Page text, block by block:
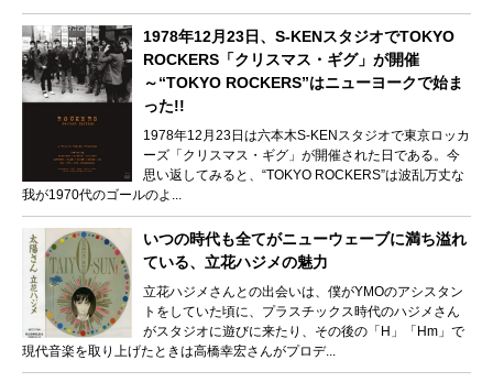
1978年12月23日、S-KENスタジオでTOKYO
ROCKERS「クリスマス・ギグ」が開催
～“TOKYO ROCKERS”はニューヨークで始ま
った!!
1978年12月23日は六本木S-KENスタジオで東京ロッカ
ーズ「クリスマス・ギグ」が開催された日である。今
思い返してみると、“TOKYO ROCKERS”は波乱万丈な
我が1970代のゴールのよ...
いつの時代も全てがニューウェーブに満ち溢れ
ている、立花ハジメの魅力
立花ハジメさんとの出会いは、僕がYMOのアシスタン
トをしていた頃に、プラスチックス時代のハジメさん
がスタジオに遊びに来たり、その後の「H」「Hm」で
現代音楽を取り上げたときは高橋幸宏さんがプロデ...